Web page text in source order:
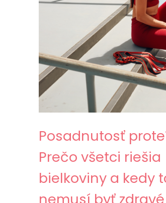
Posadnutosť
Prečo všetci riešia
bielkoviny a kedy